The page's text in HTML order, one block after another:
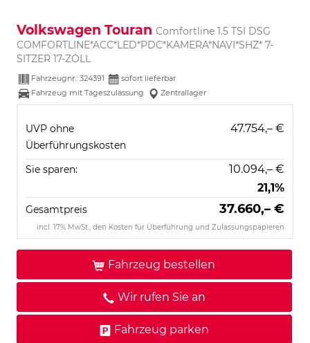
Volkswagen Touran Comfortline 1.5 TSI DSG
COMFORTLINE*ACC*LED*PDC*KAMERA*NAVI*SHZ* 7-
SITZER 17-ZOLL
Fahrzeugnr.: 324391
sofort lieferbar
Fahrzeug mit Tageszulassung
Zentrallager
UVP ohne
Überführungskosten
47.754,– €
Sie sparen:
10.094,– €
21,1%
Gesamtpreis 37.660,– €
incl. 17% MwSt., den Kosten für Überführung und Zulassungspapieren
Fahrzeug bestellen
Wir rufen Sie an
Fahrzeug parken